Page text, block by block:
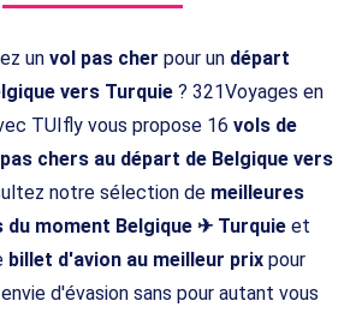
un vol pas cher pour un départ
vers Turquie? 321Voyages en
TUIfly vous propose 16 vols de
chers au départ de Belgique vers
notre sélection de meilleures
moment Belgique ✈ Turquieet
billet d'avion au meilleur prix pour
d'évasion sans pour autant vous